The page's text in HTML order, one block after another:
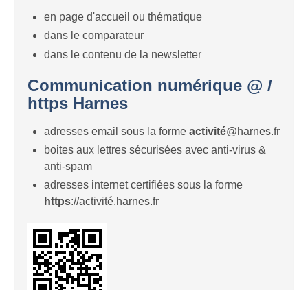
en page d'accueil ou thématique
dans le comparateur
dans le contenu de la newsletter
Communication numérique @ /
https Harnes
adresses email sous la forme activité@harnes.fr
boites aux lettres sécurisées avec anti-virus &
anti-spam
adresses internet certifiées sous la forme
https://activité.harnes.fr